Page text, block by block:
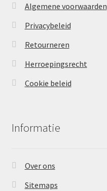
Algemene voorwaarden
Privacybeleid
Retourneren
Herroepingsrecht
Cookie beleid
Informatie
Over ons
Sitemaps